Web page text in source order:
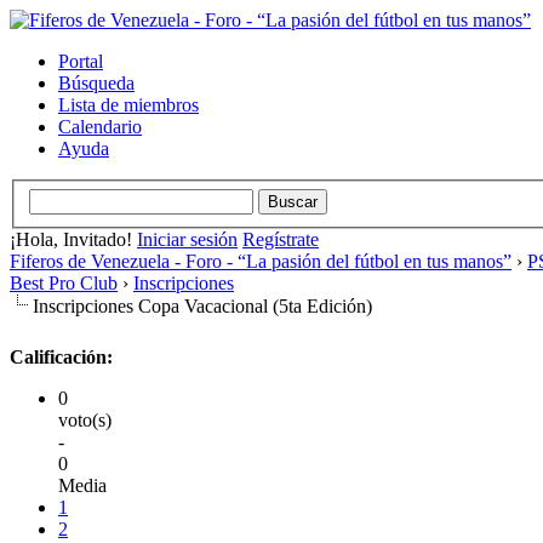
Portal
Búsqueda
Lista de miembros
Calendario
Ayuda
¡Hola, Invitado! Iniciar sesión Regístrate
Fiferos de Venezuela - Foro - “La pasión del fútbol en tus manos” ›
Best Pro Club › Inscripciones
Inscripciones Copa Vacacional (5ta Edición)
Calificación:
0
voto(s)
-
0
Media
1
2